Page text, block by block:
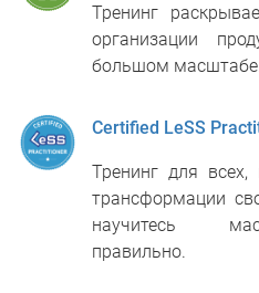
Тренинг
организации
большом
Certified LeSS
Тренинг для
трансформации
научитесь
правильно.